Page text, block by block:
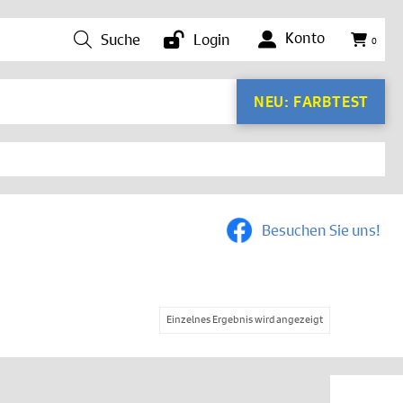
Suche Login Konto 0
NEU: FARBTEST
Besuchen Sie uns!
Einzelnes Ergebnis wird angezeigt